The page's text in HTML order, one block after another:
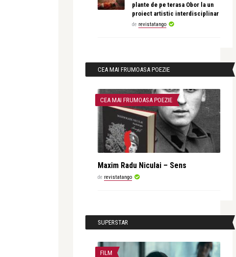
plante de pe terasa Obor la un
proiect artistic interdisciplinar
de revistatango
CEA MAI FRUMOASA POEZIE
CEA MAI FRUMOASA POEZIE
Maxim Radu Niculai – Sens
de revistatango
SUPERSTAR
FILM